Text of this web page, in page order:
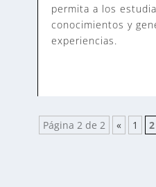
permita a los
conocimientos y
experiencias.
Página 2 de 2 « 1 2